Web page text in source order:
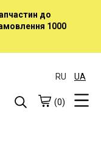
до
1000
RU UA
(0)